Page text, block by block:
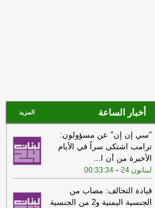
09:21
انطلاق اليوم الثالث من
المفاوضات بين لبنان وإسرائيل في روما-
09:02
الجيش الإسرائيلي ينفذ تفجيرا
عنيفا في زوطر الشرقية
08:43
تصعيد واسع في جنوب لبنان:
غارات على المنصوري والبرج الشمالي
تخلّف إصابات ونزوحاً -جنوبية
أخبار الساعة المزيد
"سي إن إن" عن مسؤولون:
ترامب اشتكى سراً في الأيام
الأخيرة من أن ا...
لبنانون 24 -
00:33:34
قيادة التحالف: مصاب من
الجنسية اليمنية و2 من الجنسية